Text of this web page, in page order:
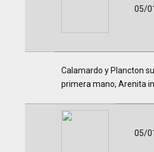
05/
Calamardo y Plancton
primera mano, Arenita
05/